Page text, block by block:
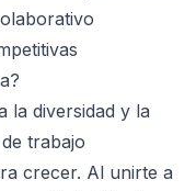
la diversidad y la
trabajo
crecer. Al unirte a